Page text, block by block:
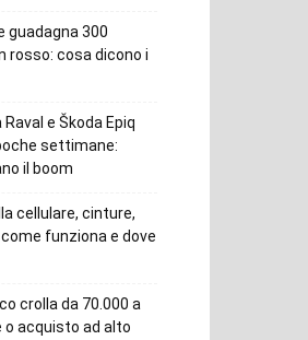
guadagna 300
rosso: cosa dicono i
e Škoda Epiq
settimane:
il boom
cellulare, cinture,
funziona e dove
crolla da 70.000 a
o acquisto ad alto